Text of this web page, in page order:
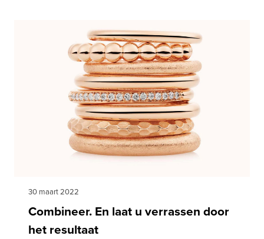
30 maart 2022
Combineer. En laat u verrassen door
het resultaat